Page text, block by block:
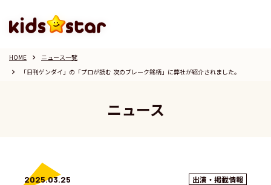
HOME keyboard_arrow_right ニュース一覧
keyboard_arrow_right 「日刊ゲンダイ」の「プロが読む 次のブレーク銘柄」に弊社が紹介されました。
ニュース
2025.03.25 出演・掲載情報